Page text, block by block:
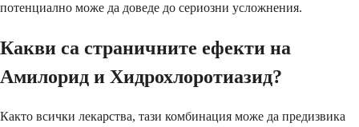
потенциално може да доведе до сериозни усложнения.
Какви са страничните ефекти на
Амилорид и Хидрохлоротиазид?
Както всички лекарства, тази комбинация може да предизвика